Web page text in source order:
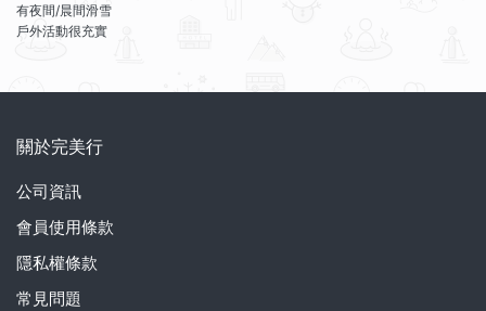
有夜間/晨間滑雪
戶外活動很充實
關於完美行
公司資訊
會員使用條款
隱私權條款
常見問題